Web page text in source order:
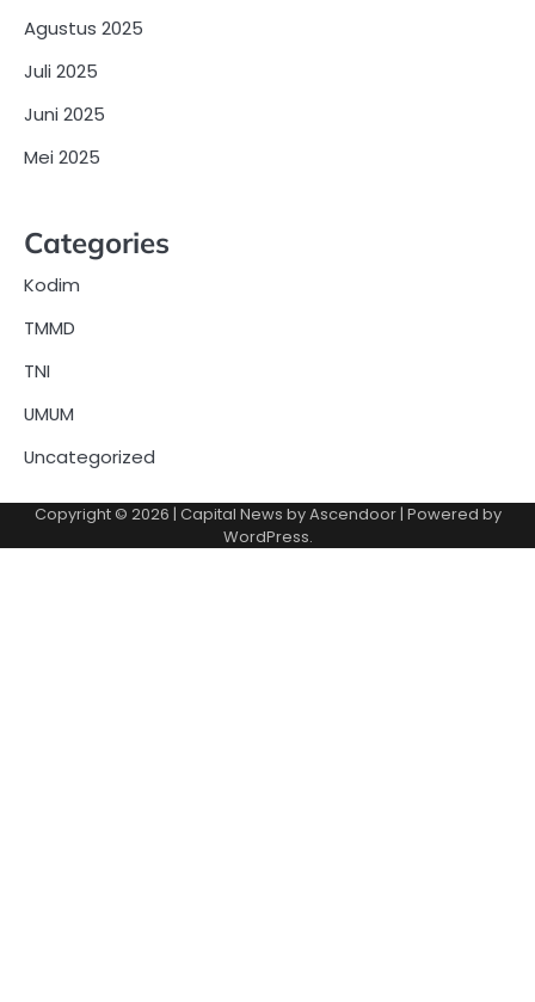
Agustus 2025
Juli 2025
Juni 2025
Mei 2025
Categories
Kodim
TMMD
TNI
UMUM
Uncategorized
Copyright © 2026 | Capital News byAscendoor| Powered by
WordPress.